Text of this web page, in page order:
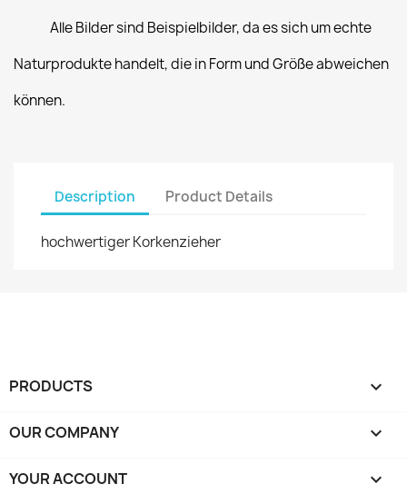
Alle Bilder sind Beispielbilder, da es sich um echte
Naturprodukte handelt, die in Form und Größe abweichen
können.
Description Product Details
hochwertiger Korkenzieher
PRODUCTS 
OUR COMPANY 
YOUR ACCOUNT 